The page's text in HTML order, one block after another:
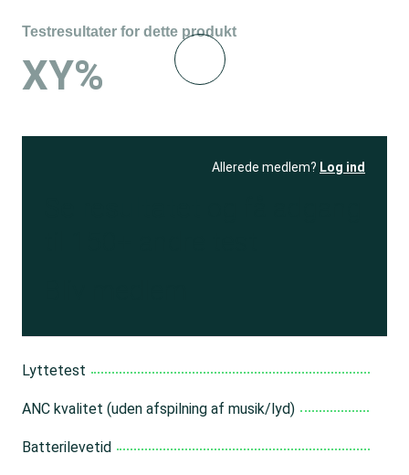
Testresultater for dette produkt
XY%
Allerede medlem? Log ind
Lyttetest
ANC kvalitet (uden afspilning af musik/lyd)
Batterilevetid